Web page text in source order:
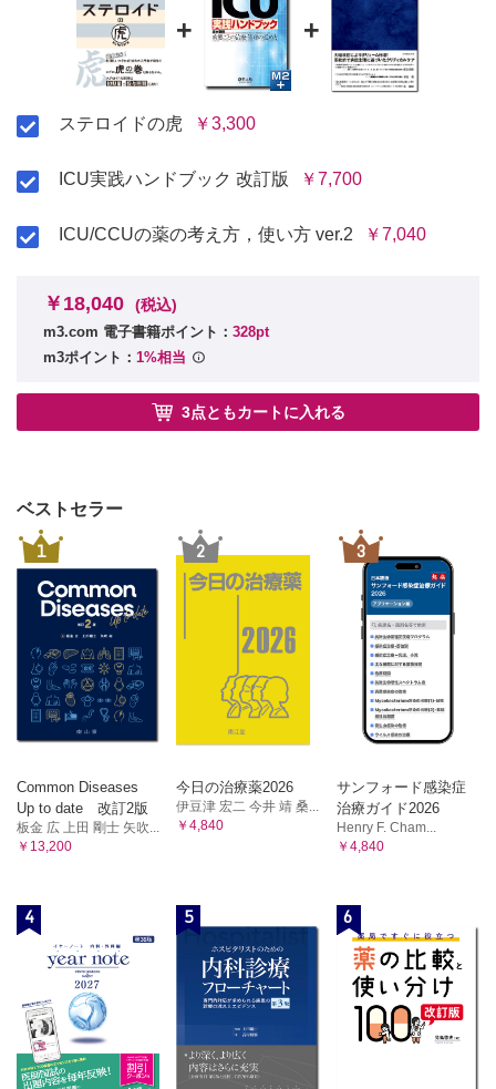
型5-1 「最初の処方」
型5-2 「炎症には分割！」
CASE6 副腎不全かも！（ステロイドカバーをしよう）
型6-1「松」
型6-2「竹」
part6 マニュアル編
1 造影剤アレルギーをどうする
2 薬疹
3 喘息発作をどうする
4 ずっとステロイドを飲んでいる人が飲めなくなったら
6 専門医に受診するまでの間に必要なステロイド処方
7 生命の危機…
血球貪食症候群／サイトカインストーム
感染症（細菌性髄膜炎、ニューモシスチス肺炎）
8 コントラバーシャル！
疾患・病態別:知っていると外来診療で役に立つ病態
9 リウマチ性多発筋痛症
10 菊池病
11 結節性紅斑
12 亜急性甲状腺炎
13 好酸球性血管浮腫
14 IgA 血管炎（Henoch-Schönlein 紫斑病）
15 重症筋無力症
16 ギラン・バレー症候群
17 抗MDA5抗体陽性皮膚筋炎における急速進行性の間質性
19 好酸球が増多する病気
トラブルシューティング
20 ほんとに診断あってる？（3）
21 ちゃんと飲んでる？（3）
22 そもそも抗炎症・免疫抑制治療だけで治る？
23 実際には順調かもしれない（3）
24 病勢が強いかもしれないor 薬が少ないかもしれない（3）
25 ステロイドが多かったかも？（3）
+ +
ステロイドの虎 ￥3,300
ICU実践ハンドブック 改訂版 ￥7,700
ICU/CCUの薬の考え方，使い方 ver.2 ￥7,040
￥18,040 (税込)
m3.com 電子書籍ポイント： 328pt
m3ポイント： 1%相当
3点ともカートに入れる
ベストセラー
1
Common Diseases
Up to date 改訂2版
板金 広 上田 剛士 矢吹...
￥13,200
2
今日の治療薬2026
伊豆津 宏二 今井 靖 桑...
￥4,840
3
サンフォード感染症
治療ガイド2026
Henry F. Cham...
￥4,840
4 5 6